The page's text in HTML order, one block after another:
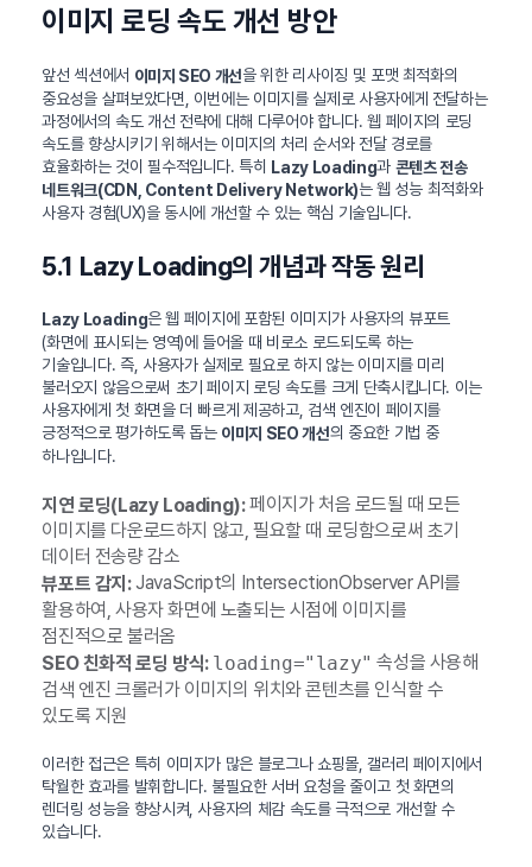
이미지 로딩 속도 개선 방안
앞선 섹션에서 이미지 SEO 개선을 위한 리사이징 및 포맷 최적화의
중요성을 살펴보았다면, 이번에는 이미지를 실제로 사용자에게 전달하는
과정에서의 속도 개선 전략에 대해 다루어야 합니다. 웹 페이지의 로딩
속도를 향상시키기 위해서는 이미지의 처리 순서와 전달 경로를
효율화하는 것이 필수적입니다. 특히 Lazy Loading과 콘텐츠 전송
네트워크(CDN, Content Delivery Network)는 웹 성능 최적화와
사용자 경험(UX)을 동시에 개선할 수 있는 핵심 기술입니다.
5.1 Lazy Loading의 개념과 작동 원리
Lazy Loading은 웹 페이지에 포함된 이미지가 사용자의 뷰포트
(화면에 표시되는 영역)에 들어올 때 비로소 로드되도록 하는
기술입니다. 즉, 사용자가 실제로 필요로 하지 않는 이미지를 미리
불러오지 않음으로써 초기 페이지 로딩 속도를 크게 단축시킵니다. 이는
사용자에게 첫 화면을 더 빠르게 제공하고, 검색 엔진이 페이지를
긍정적으로 평가하도록 돕는 이미지 SEO 개선의 중요한 기법 중
하나입니다.
지연 로딩(Lazy Loading):페이지가 처음 로드될 때 모든
이미지를 다운로드하지 않고, 필요할 때 로딩함으로써 초기
데이터 전송량 감소
뷰포트 감지:JavaScript의 IntersectionObserver API를
활용하여, 사용자 화면에 노출되는 시점에 이미지를
점진적으로 불러옴
SEO 친화적 로딩 방식: loading="lazy" 속성을 사용해
검색 엔진 크롤러가 이미지의 위치와 콘텐츠를 인식할 수
있도록 지원
이러한 접근은 특히 이미지가 많은 블로그나 쇼핑몰, 갤러리 페이지에서
탁월한 효과를 발휘합니다. 불필요한 서버 요청을 줄이고 첫 화면의
렌더링 성능을 향상시켜, 사용자의 체감 속도를 극적으로 개선할 수
있습니다.